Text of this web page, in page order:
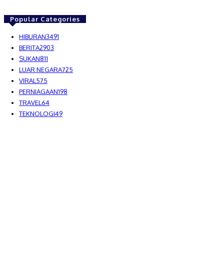
Popular Categories
HIBURAN3491
BERITA2903
SUKAN811
LUAR NEGARA725
VIRAL 575
PERNIAGAAN198
TRAVEL 64
TEKNOLOGI49